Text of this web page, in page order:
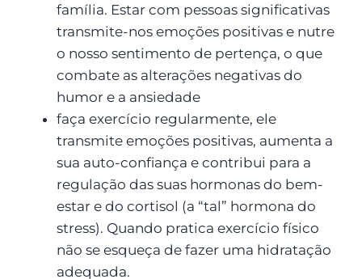
família. Estar com pessoas significativas
transmite-nos emoções positivas e nutre
o nosso sentimento de pertença, o que
combate as alterações negativas do
humor e a ansiedade
faça exercício regularmente, ele
transmite emoções positivas, aumenta a
sua auto-confiança e contribui para a
regulação das suas hormonas do bem-
estar e do cortisol (a “tal” hormona do
stress). Quando pratica exercício físico
não se esqueça de fazer uma hidratação
adequada.